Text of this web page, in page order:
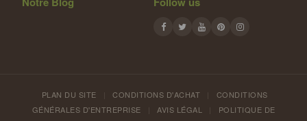
PLAN DU SITE CONDITIONS D'ACHAT
CONDITIONS
GÉNÉRALES D'ENTREPRISE
AVIS LÉGAL
POLITIQUE DE